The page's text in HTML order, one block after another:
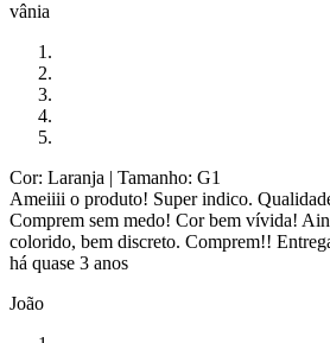
vânia
Cor: Laranja | Tamanho: G1
Ameiiii o produto! Super indico.
Comprem sem medo! Cor bem vívida!
colorido, bem discreto. Comprem!!
há quase 3 anos
João